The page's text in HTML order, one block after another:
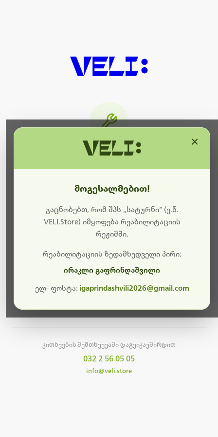
ბოდიშს გიხდით შეფერხებისთვის. ამჟამად
მიმდინარეობს საიტის განახლება და ტექნიკური
სამუშაოები.
მალე ისევ ხელმისაწვდომი იქნება. გმადლობთ
კითხვების შემთხვევაში დაგვიკავშირდით
032 2 56 05 05
info@veli.store
მოგესალმებით!
გაცნობებთ, რომ შპს „სატურნი“ (ე.წ.
VELI.Store) იმყოფება რეაბილიტაციის
რეჟიმში.
რეაბილიტაციის ზედამხედველი პირი:
ირაკლი გაფრინდაშვილი
ელ- ფოსტა: igaprindashvili2026@gmail.com
×